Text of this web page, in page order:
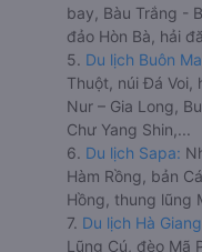
bay, Bàu Trắng -
đảo Hòn Bà, hải
5. Du lịch Buôn
Thuột, núi Đá Voi,
Nur – Gia Long,
Chư Yang Shin,...
6. Du lịch Sapa:
Hàm Rồng, bản
Hồng, thung lũng
7. Du lịch Hà
Lũng Cú, đèo Mã